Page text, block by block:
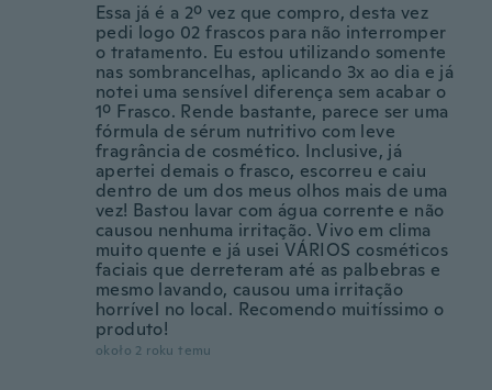
Essa já é a 2º vez que compro, desta vez
pedi logo 02 frascos para não interromper
o tratamento. Eu estou utilizando somente
nas sombrancelhas, aplicando 3x ao dia e já
notei uma sensível diferença sem acabar o
1º Frasco. Rende bastante, parece ser uma
fórmula de sérum nutritivo com leve
fragrância de cosmético. Inclusive, já
apertei demais o frasco, escorreu e caiu
dentro de um dos meus olhos mais de uma
vez! Bastou lavar com água corrente e não
causou nenhuma irritação. Vivo em clima
muito quente e já usei VÁRIOS cosméticos
faciais que derreteram até as palbebras e
mesmo lavando, causou uma irritação
horrível no local. Recomendo muitíssimo o
produto!
około 2 roku temu